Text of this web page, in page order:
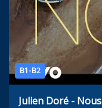
B1-B2
Julien Doré - Nous